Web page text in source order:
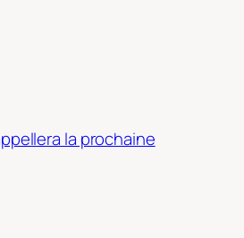
la prochaine